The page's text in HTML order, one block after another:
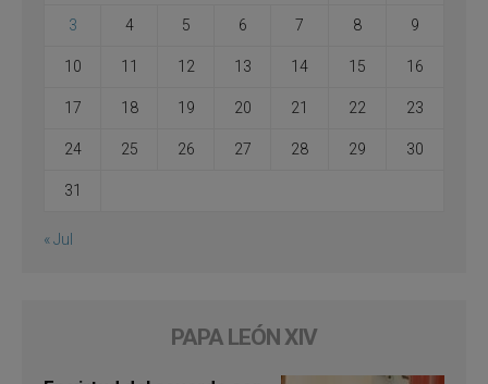
3 4 5 6 7 8 9
10 11 12 13 14 15 16
17 18 19 20 21 22 23
24 25 26 27 28 29 30
31
« Jul
PAPA LEÓN XIV